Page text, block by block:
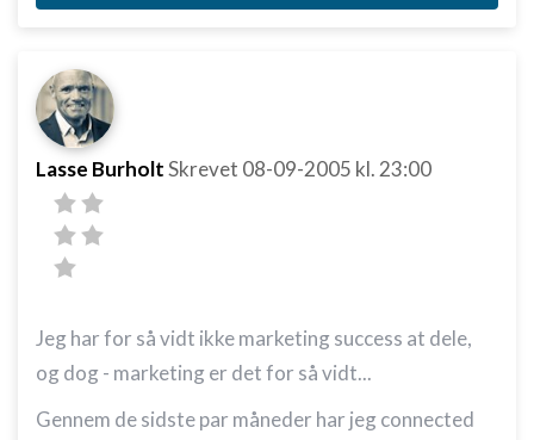
Lasse BurholtSkrevet 08-09-2005 kl. 23:00
Jeg har for så vidt ikke marketing success at dele,
og dog - marketing er det for så vidt...
Gennem de sidste par måneder har jeg connected